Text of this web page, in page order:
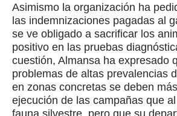
Asimismo la organización ha
las indemnizaciones pagadas al
se ve obligado a sacrificar los
positivo en las pruebas
cuestión, Almansa ha expresado
problemas de altas prevalencias
en zonas concretas se deben
ejecución de las campañas que
fauna silvestre, pero que su